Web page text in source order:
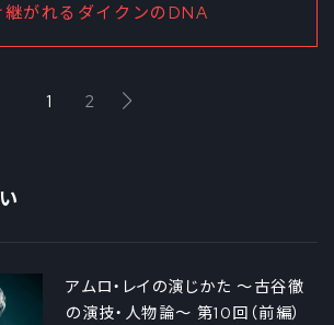
継がれるダイクンのDNA
1 2
アムロ・レイの演じかた ～古谷徹
の演技・人物論～ 第10回（前編）